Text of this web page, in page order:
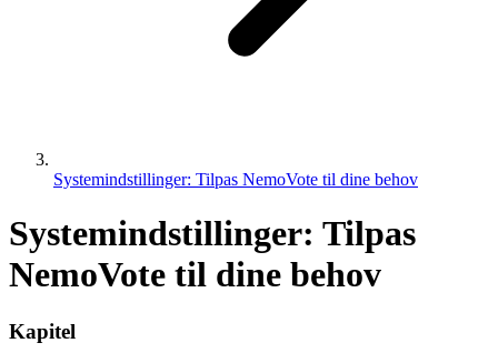
Systemindstillinger: Tilpas NemoVote til dine behov
Systemindstillinger: Tilpas
NemoVote til dine behov
Kapitel